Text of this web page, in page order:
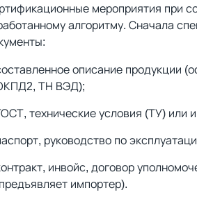
мероприятия при
алгоритму. Сначала
описание продукции
ТН ВЭД);
технические условия (ТУ) или
руководство по
инвойс, договор
импортер).